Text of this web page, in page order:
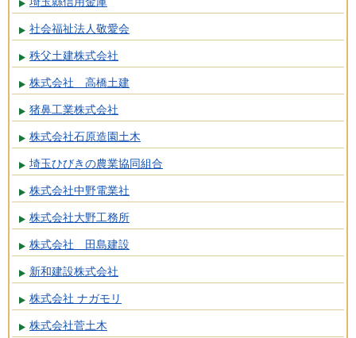
社会福祉法人敬愛会
秩父土建株式会社
株式会社 高橋土建
猪鼻工業株式会社
株式会社石原造園土木
埼玉ひびきの農業協同組合
株式会社中野電業社
株式会社大野工務所
株式会社 田島建設
新和建設株式会社
株式会社 ナガモリ
株式会社菅土木